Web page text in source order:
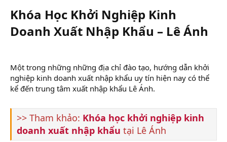
Khóa Học Khởi Nghiệp Kinh
Doanh Xuất Nhập Khẩu – Lê Ánh​
Một trong những những địa chỉ đào tạo, hướng dẫn khởi
nghiệp kinh doanh xuất nhập khẩu uy tín hiện nay có thể
kể đến trung tâm xuất nhập khẩu Lê Ánh.
>> Tham khảo: Khóa học khởi nghiệp kinh
doanh xuất nhập khẩu tại Lê Ánh